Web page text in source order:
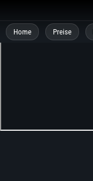
Inhalt
springen
Home Preise